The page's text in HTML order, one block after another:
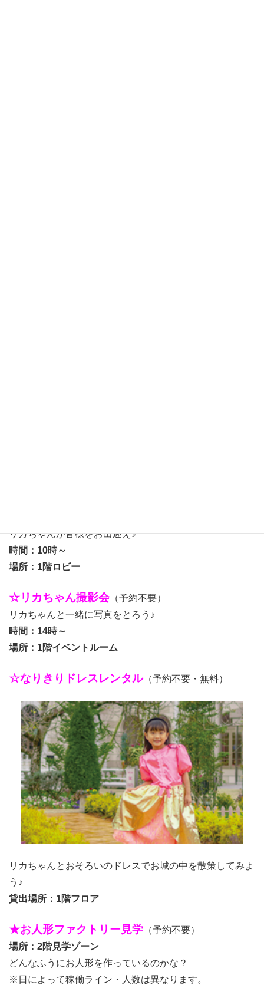
リカちゃんが皆様をお出迎え♪
時間：10時～
場所：1階ロビー
☆リカちゃん撮影会（予約不要）
リカちゃんと一緒に写真をとろう♪
時間：14時～
場所：1階イベントルーム
☆なりきりドレスレンタル（予約不要・無料）
リカちゃんとおそろいのドレスでお城の中を散策してみよ
う♪
貸出場所：1階フロア
★お人形ファクトリー見学 （予約不要）
場所：2階見学ゾーン
どんなふうにお人形を作っているのかな？
※日によって稼働ライン・人数は異なります。